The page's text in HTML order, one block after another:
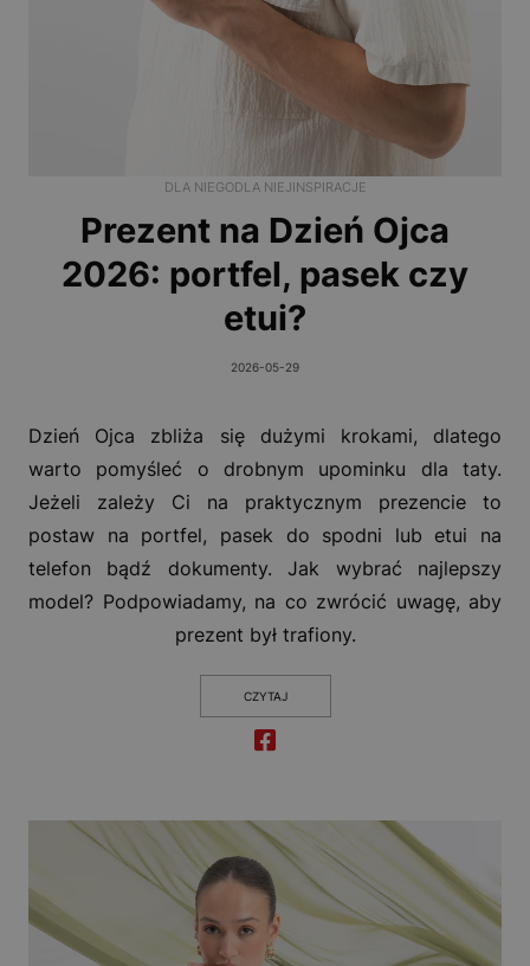
DLA NIEGODLA NIEJINSPIRACJE
Prezent na Dzień Ojca
2026: portfel, pasek czy
etui?
2026-05-29
Dzień Ojca zbliża się dużymi krokami, dlatego
warto pomyśleć o drobnym upominku dla taty.
Jeżeli zależy Ci na praktycznym prezencie to
postaw na portfel, pasek do spodni lub etui na
telefon bądź dokumenty. Jak wybrać najlepszy
model? Podpowiadamy, na co zwrócić uwagę, aby
prezent był trafiony.
CZYTAJ